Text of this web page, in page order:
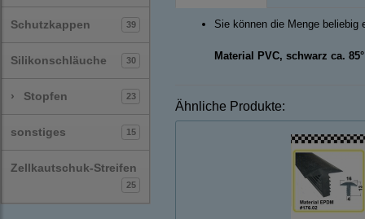
Schutzkappen 39
Silikonschläuche 30
› Stopfen 23
sonstiges 15
Zellkautschuk-Streifen
25
Sie können die Menge
Material PVC, schwarz ca.
Ähnliche Produkte: